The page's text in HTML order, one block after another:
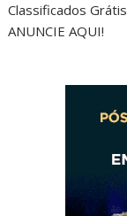
Classificados Grátis
ANUNCIE AQUI!